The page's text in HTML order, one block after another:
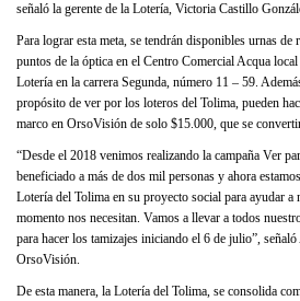
señaló la gerente de la Lotería, Victoria Castillo
Para lograr esta meta, se tendrán disponibles urnas de
puntos de la óptica en el Centro Comercial Acqua
Lotería en la carrera Segunda, número 11 – 59.
propósito de ver por los loteros del Tolima, pueden
marco en OrsoVisión de solo $15.000, que se
“Desde el 2018 venimos realizando la campaña Ver
beneficiado a más de dos mil personas y ahora
Lotería del Tolima en su proyecto social para ayudar a
momento nos necesitan. Vamos a llevar a todos
para hacer los tamizajes iniciando el 6 de julio”,
OrsoVisión.
De esta manera, la Lotería del Tolima, se consolida